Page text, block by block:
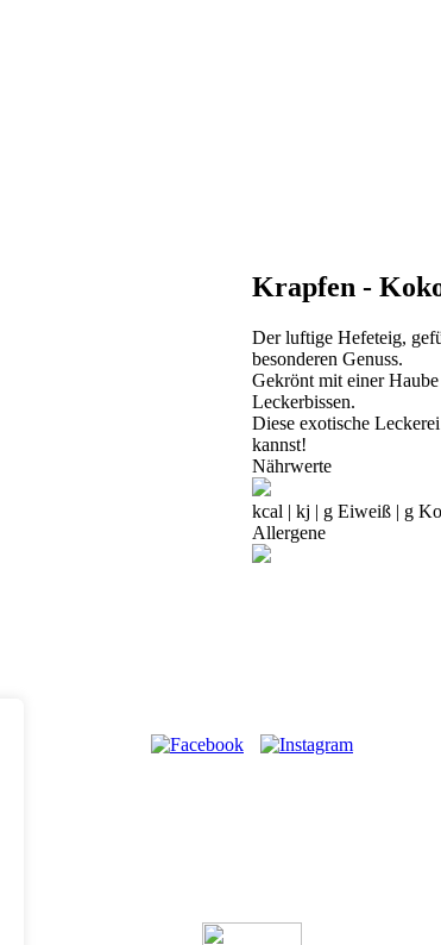
Krapfen -
Der luftige Hefeteig,
besonderen Genuss.
Gekrönt mit einer
Leckerbissen.
Diese exotische
kannst!
Nährwerte
kcal | kj | g Eiweiß | g
Allergene